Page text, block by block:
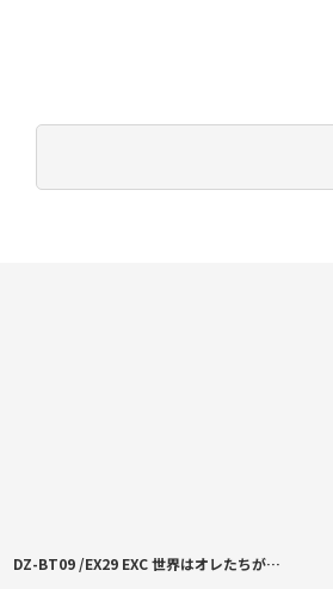
DZ-BT09 /EX29 EXC 世界はオレたちが救ってみせる！！ブレイブゥゥトルネードアーク！！